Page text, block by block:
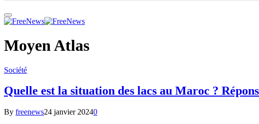
Moyen Atlas
Société
Quelle est la situation des lacs au Maroc ?
By freenews24 janvier 20240